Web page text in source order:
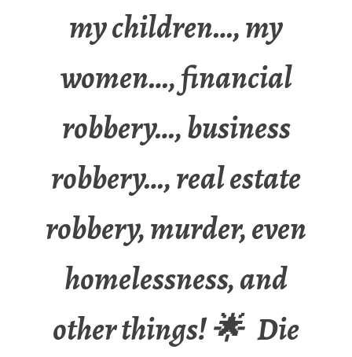
my children…, my
women…, financial
robbery…, business
robbery…, real estate
robbery, murder, even
homelessness, and
other things! 🌟 Die